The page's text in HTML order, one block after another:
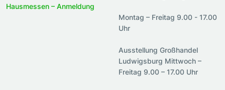
Hausmessen – Anmeldung
Montag – Freitag 9.00 - 17.00
Uhr
Ausstellung Großhandel
Ludwigsburg Mittwoch –
Freitag 9.00 – 17.00 Uhr